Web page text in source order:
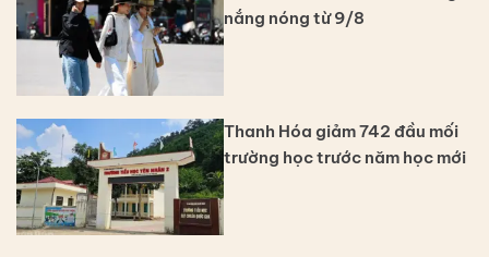
nắng nóng từ 9/8
Thanh Hóa giảm 742 đầu mối
trường học trước năm học mới